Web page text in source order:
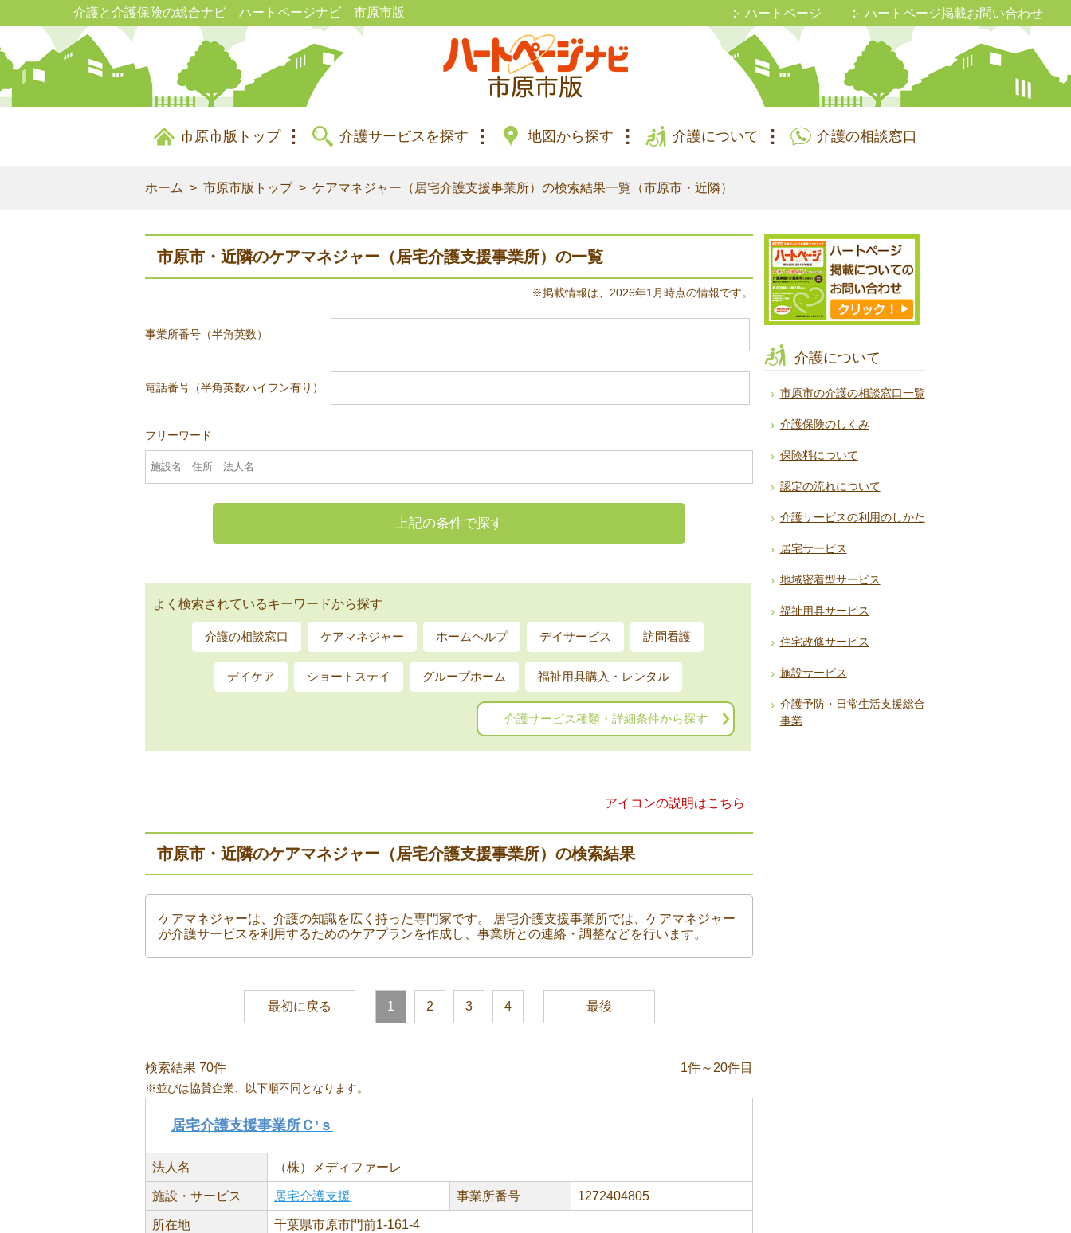
介護と介護保険の総合ナビ ハートページナビ 市原市版 ハートページ ハートページ掲載お問い合わせ
市原市版トップ 介護サービスを探す 地図から探す 介護について 介護の相談窓口
ホーム 市原市版トップ ケアマネジャー（居宅介護支援事業所）の検索結果一覧（市原市・近隣）
市原市・近隣のケアマネジャー（居宅介護支援事業所）の一覧
※掲載情報は、2026年1月時点の情報です。
事業所番号（半角英数）
電話番号（半角英数ハイフン有り）
フリーワード
上記の条件で探す
よく検索されているキーワードから探す
介護の相談窓口 ケアマネジャー ホームヘルプ デイサービス 訪問看護
デイケア ショートステイ グループホーム 福祉用具購入・レンタル
介護サービス種類・詳細条件から探す
アイコンの説明はこちら
市原市・近隣のケアマネジャー（居宅介護支援事業所）の検索結果
ケアマネジャーは、介護の知識を広く持った専門家です。 居宅介護支援事業所では、ケアマネジャー
が介護サービスを利用するためのケアプランを作成し、事業所との連絡・調整などを行います。
最初に戻る 1 2 3 4 最後
検索結果 70件 1件～20件目
※並びは協賛企業、以下順不同となります。
居宅介護支援事業所Ｃ’ｓ
法人名 （株）メディファーレ
施設・サービス 居宅介護支援 事業所番号 1272404805
所在地 千葉県市原市門前1-161-4
介護について
市原市の介護の相談窓口一覧
介護保険のしくみ
保険料について
認定の流れについて
介護サービスの利用のしかた
居宅サービス
地域密着型サービス
福祉用具サービス
住宅改修サービス
施設サービス
介護予防・日常生活支援総合
事業